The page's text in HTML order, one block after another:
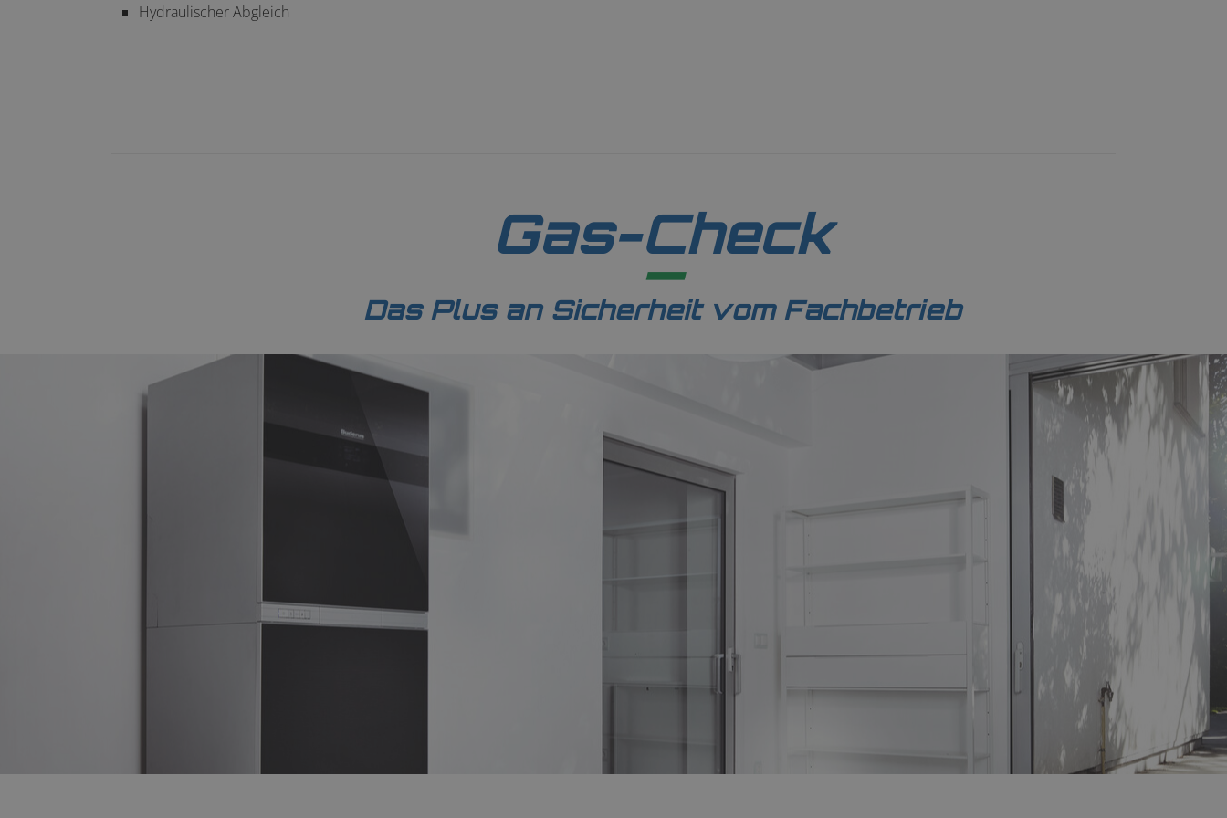
Hydraulischer Abgleich
Gas-Check
Das Plus an Sicherheit vom Fachbetrieb